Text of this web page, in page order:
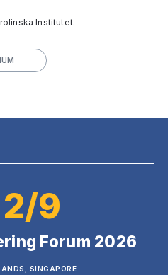
Institutet.
2/9
Forum 2026
SINGAPORE